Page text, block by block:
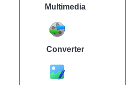
Multimedia
Converter